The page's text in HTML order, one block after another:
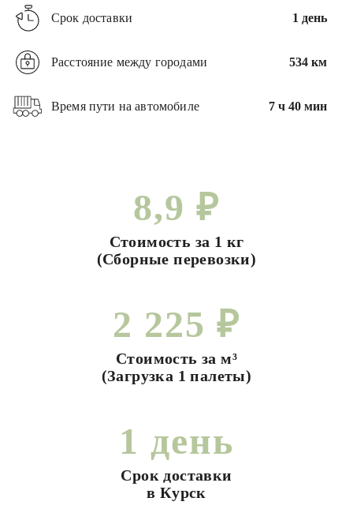
Срок доставки 1 день
Расстояние между городами 534 км
Время пути на автомобиле 7 ч 40 мин
8,9 ₽
Стоимость за 1 кг
(Сборные перевозки)
2 225 ₽
Стоимость за м³
(Загрузка 1 палеты)
1 день
Срок доставки
в Курск